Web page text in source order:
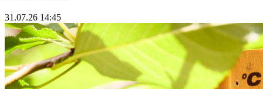
31.07.26 14:45